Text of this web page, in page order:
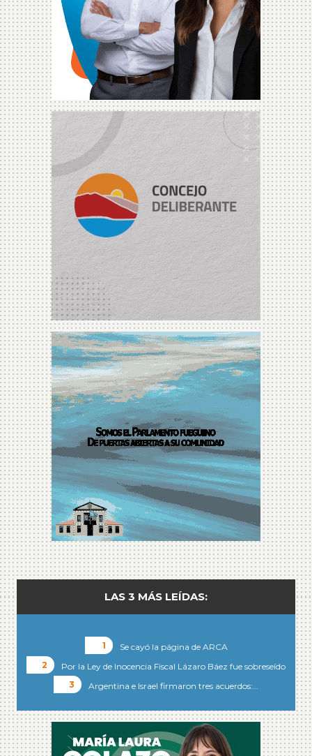
LAS 3 MÁS LEÍDAS:
Se cayó la página de ARCA
Por la Ley de Inocencia Fiscal Lázaro Báez fue sobreseído
Argentina e Israel firmaron tres acuerdos:…